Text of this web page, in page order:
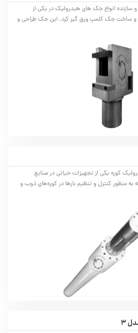
انواع جک های هیدرولیک در یکی از
و ساخت جک کلمپ ورق گیر کرد. این جک طراحی و
کوره‌ یکی از تجهیزات حیاتی در صنایع
منظور کنترل و تنظیم بارها در کوره‌های ذوب و
3